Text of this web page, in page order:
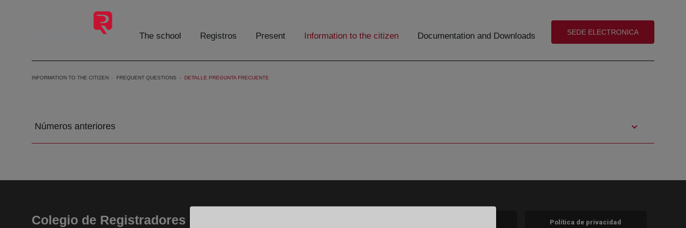
The school Registros Present Information to the citizen Documentation and Downloads (abre en nueva ventana)
SEDE ELECTRONICA
INFORMATION TO THE CITIZEN FREQUENT QUESTIONS DETALLE PREGUNTA FRECUENTE
Números anteriores
Colegio de Registradores Política de privacidad